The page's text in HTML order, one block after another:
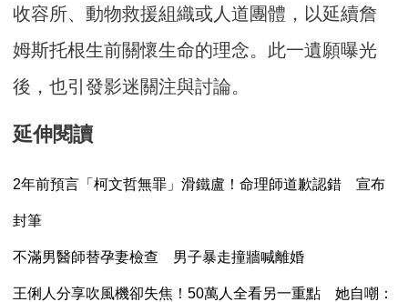
收容所、動物救援組織或人道團體，以延續詹
姆斯托根生前關懷生命的理念。此一遺願曝光
後，也引發影迷關注與討論。
延伸閱讀
2年前預言「柯文哲無罪」滑鐵盧！命理師道歉認錯 宣布
封筆
不滿男醫師替孕妻檢查 男子暴走撞牆喊離婚
王俐人分享吹風機卻失焦！50萬人全看另一重點 她自嘲：